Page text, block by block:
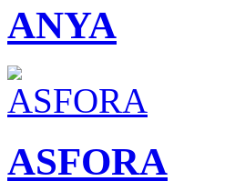
ANYA
ASFORA